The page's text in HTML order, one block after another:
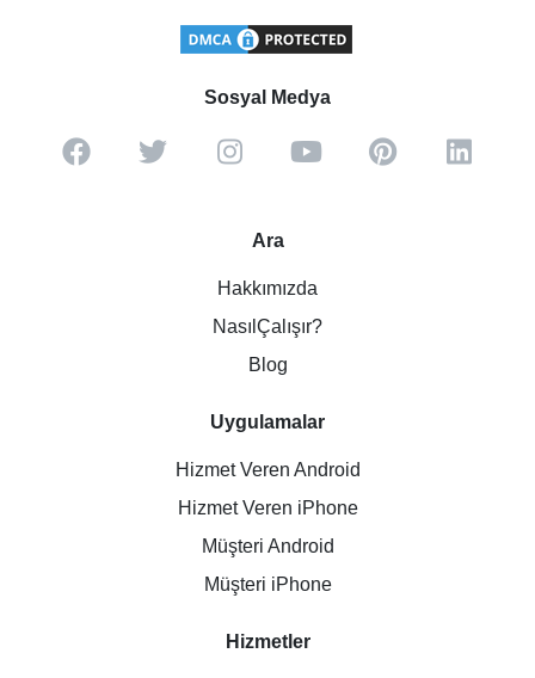
Sosyal Medya
Ara
Hakkımızda
NasılÇalışır?
Blog
Uygulamalar
Hizmet Veren Android
Hizmet Veren iPhone
Müşteri Android
Müşteri iPhone
Hizmetler